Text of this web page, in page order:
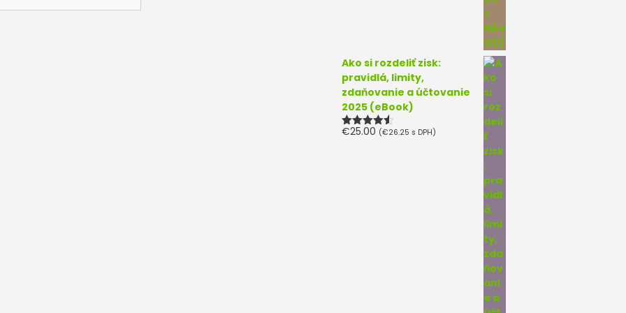
Ako si rozdeliť zisk:
pravidlá, limity,
zdaňovanie a účtovanie
2025 (eBook)
Hodnotenie
€25.00 (€26.25 s DPH)